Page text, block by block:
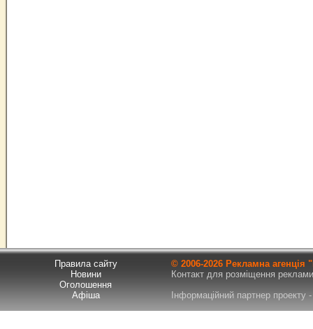
Правила сайту
Новини
Оголошення
Афіша
© 2006-2026 Рекламна
Контакт для розміщення
Інформаційний партнер проекту